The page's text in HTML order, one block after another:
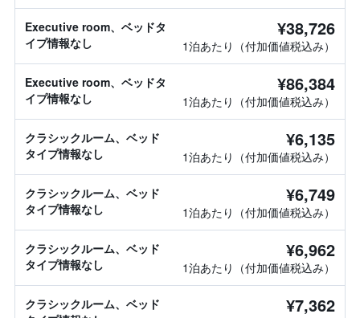
Executive room、ベッドタ
イプ情報なし
¥38,726
1泊あたり（付加価値税込み）
Executive room、ベッドタ
イプ情報なし
¥86,384
1泊あたり（付加価値税込み）
クラシックルーム、ベッド
タイプ情報なし
¥6,135
1泊あたり（付加価値税込み）
クラシックルーム、ベッド
タイプ情報なし
¥6,749
1泊あたり（付加価値税込み）
クラシックルーム、ベッド
タイプ情報なし
¥6,962
1泊あたり（付加価値税込み）
クラシックルーム、ベッド
¥7,362